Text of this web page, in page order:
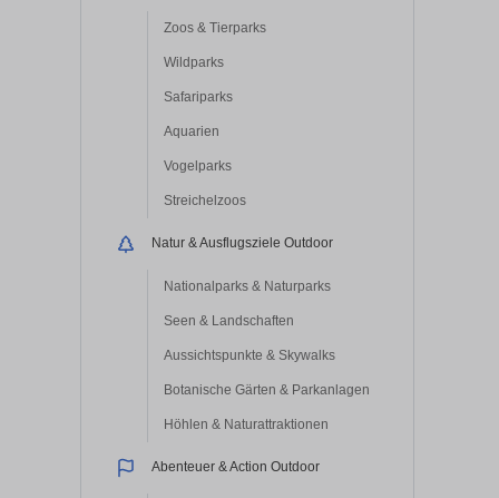
Zoos & Tierparks
Wildparks
Safariparks
Aquarien
Vogelparks
Streichelzoos
Natur & Ausflugsziele Outdoor
Nationalparks & Naturparks
Seen & Landschaften
Aussichtspunkte & Skywalks
Botanische Gärten & Parkanlagen
Höhlen & Naturattraktionen
Abenteuer & Action Outdoor